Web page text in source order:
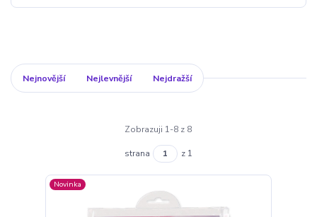
Nejnovější Nejlevnější Nejdražší
Zobrazuji 1-8 z 8
strana z 1
Novinka